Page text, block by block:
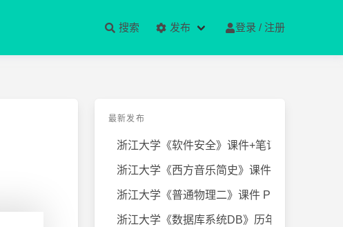
搜索 发布 登录 / 注册
最新发布
浙江大学《软件安全》课件+笔记
浙江大学《西方音乐简史》课件+笔
浙江大学《普通物理二》课件 PPT
浙江大学《数据库系统DB》历年试卷